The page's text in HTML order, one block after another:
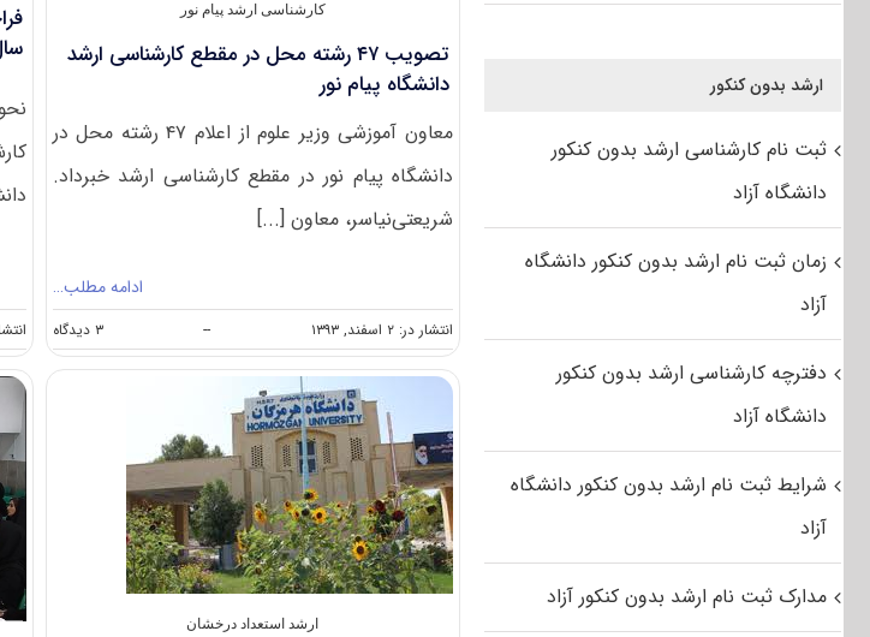
کارشناسی ارشد پیام نور
تصویب ۴۷ رشته محل در مقطع کارشناسی ارشد
دانشگاه پیام نور
معاون آموزشی وزیر علوم از اعلام ‌۴۷ رشته محل در
دانشگاه پیام نور در مقطع کارشناسی ارشد خبرداد.
شریعتی‌نیاسر، معاون [...]
ادامه مطلب…
انتشار در: ۲ اسفند, ۱۳۹۳ -- ۳ دیدگاه
تصویب
۴۷
رشته
مقطع
سال ۹۴
انتشار
ارشد استعداد درخشان
ارشد بدون کنکور
ثبت نام کارشناسی ارشد بدون کنکور
دانشگاه آزاد
زمان ثبت نام ارشد بدون کنکور دانشگاه
آزاد
دفترچه کارشناسی ارشد بدون کنکور
دانشگاه آزاد
شرایط ثبت نام ارشد بدون کنکور دانشگاه
آزاد
مدارک ثبت نام ارشد بدون کنکور آزاد